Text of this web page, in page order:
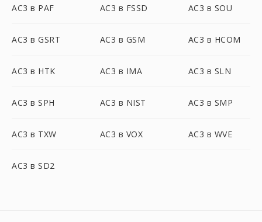
AC3 в PAF AC3 в FSSD AC3 в SOU
AC3 в GSRT AC3 в GSM AC3 в HCOM
AC3 в HTK AC3 в IMA AC3 в SLN
AC3 в SPH AC3 в NIST AC3 в SMP
AC3 в TXW AC3 в VOX AC3 в WVE
AC3 в SD2